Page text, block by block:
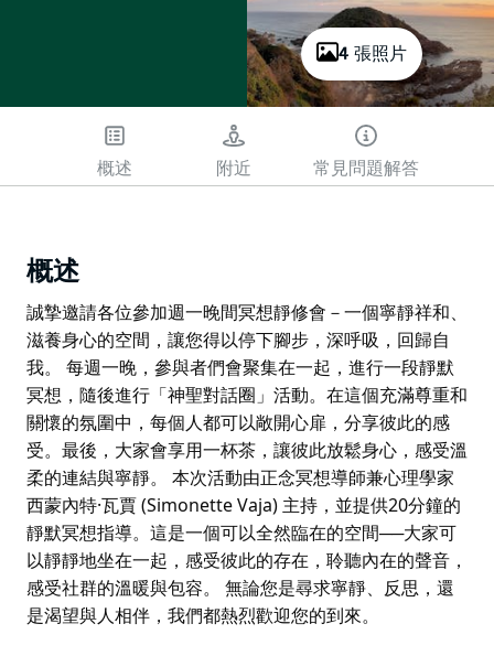
4 張照片
概述 附近 常見問題解答
概述
誠摯邀請各位參加週一晚間冥想靜修會－一個寧靜祥和、
滋養身心的空間，讓您得以停下腳步，深呼吸，回歸自
我。 每週一晚，參與者們會聚集在一起，進行一段靜默
冥想，隨後進行「神聖對話圈」活動。在這個充滿尊重和
關懷的氛圍中，每個人都可以敞開心扉，分享彼此的感
受。最後，大家會享用一杯茶，讓彼此放鬆身心，感受溫
柔的連結與寧靜。 本次活動由正念冥想導師兼心理學家
西蒙內特·瓦賈 (Simonette Vaja) 主持，並提供20分鐘的
靜默冥想指導。這是一個可以全然臨在的空間──大家可
以靜靜地坐在一起，感受彼此的存在，聆聽內在的聲音，
感受社群的溫暖與包容。 無論您是尋求寧靜、反思，還
是渴望與人相伴，我們都熱烈歡迎您的到來。